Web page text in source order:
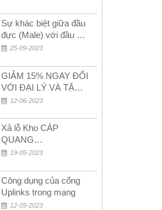
Sự khác biệt giữa đầu
đực (Male) với đầu cái
(Female) trong bộ đầu
25-09-2023
GIẢM 15% NGAY ĐỐI
VỚI ĐẠI LÝ VÀ TẶNG
QUÀ KHÁCH HÀNG
12-06-2023
Xả lỗ Kho CÁP
QUANG
MULTIMODE CÁP
MULTIMODE 4-8-12-
24Fo SỢI OM1-OM2-
OM3 Siêu Rẻ 5k
19-05-2023
Công dụng của cổng
Uplinks trong mạng
12-05-2023